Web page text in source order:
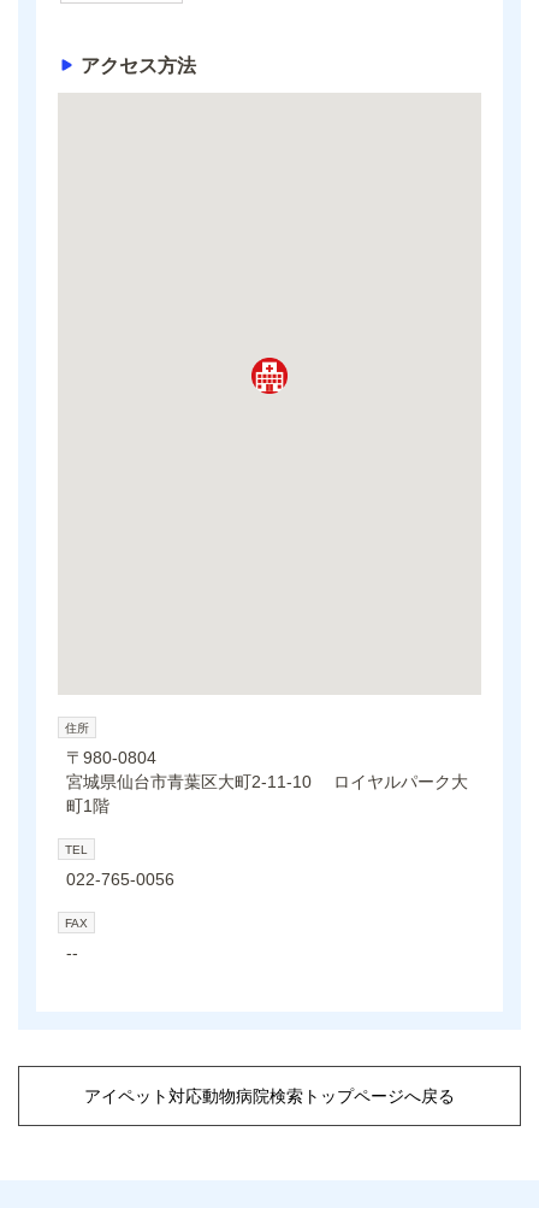
アクセス方法
住所
〒980-0804
宮城県仙台市青葉区大町2-11-10 ロイヤルパーク大
町1階
TEL
022-765-0056
FAX
--
アイペット対応動物病院検索トップページへ戻る